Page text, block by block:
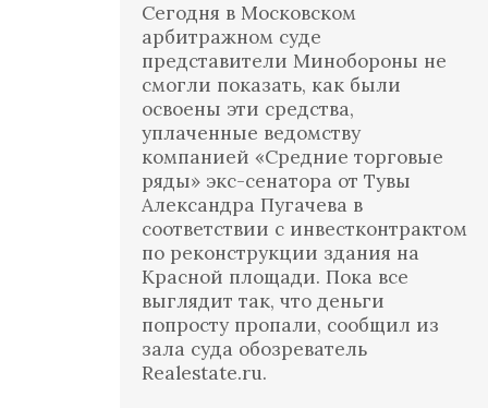
Сегодня в Московском
арбитражном суде
представители Минобороны не
смогли показать, как были
освоены эти средства,
уплаченные ведомству
компанией «Средние торговые
ряды» экс-сенатора от Тувы
Александра Пугачева в
соответствии с инвестконтрактом
по реконструкции здания на
Красной площади. Пока все
выглядит так, что деньги
попросту пропали, сообщил из
зала суда обозреватель
Realestate.ru.